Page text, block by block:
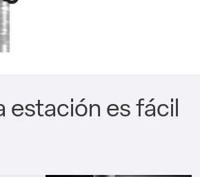
estación es fácil